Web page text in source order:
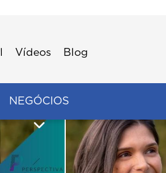
Vídeos Blog
NEGÓCIOS